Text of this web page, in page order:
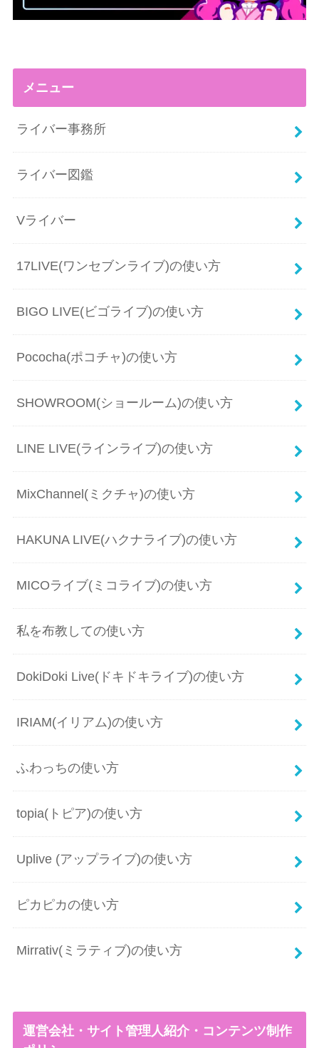
メニュー
ライバー事務所
ライバー図鑑
Vライバー
17LIVE(ワンセブンライブ)の使い方
BIGO LIVE(ビゴライブ)の使い方
Pococha(ポコチャ)の使い方
SHOWROOM(ショールーム)の使い方
LINE LIVE(ラインライブ)の使い方
MixChannel(ミクチャ)の使い方
HAKUNA LIVE(ハクナライブ)の使い方
MICOライブ(ミコライブ)の使い方
私を布教しての使い方
DokiDoki Live(ドキドキライブ)の使い方
IRIAM(イリアム)の使い方
ふわっちの使い方
topia(トピア)の使い方
Uplive (アップライブ)の使い方
ピカピカの使い方
Mirrativ(ミラティブ)の使い方
運営会社・サイト管理人紹介・コンテンツ制作